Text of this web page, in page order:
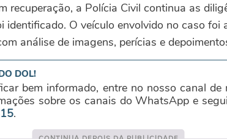
recuperação, a Polícia Civil continua as
identificado. O veículo envolvido no caso foi
análise de imagens, perícias e
DOL!
bem informado, entre no nosso canal de
sobre os canais do WhatsApp e
.